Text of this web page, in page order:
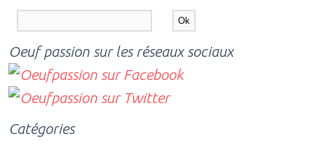
Oeuf passion sur les réseaux sociaux
Catégories